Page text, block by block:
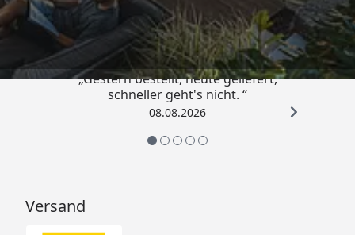
4,81/ 5
„Gestern bestellt, heute geliefert,
schneller geht's nicht. “
08.08.2026
Versand